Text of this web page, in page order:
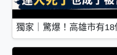
獨家｜驚爆！高雄市有